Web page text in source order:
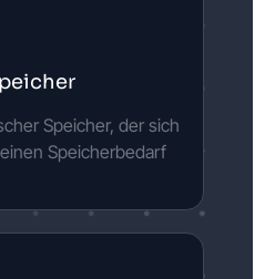
Speicher, der sich
Speicherbedarf